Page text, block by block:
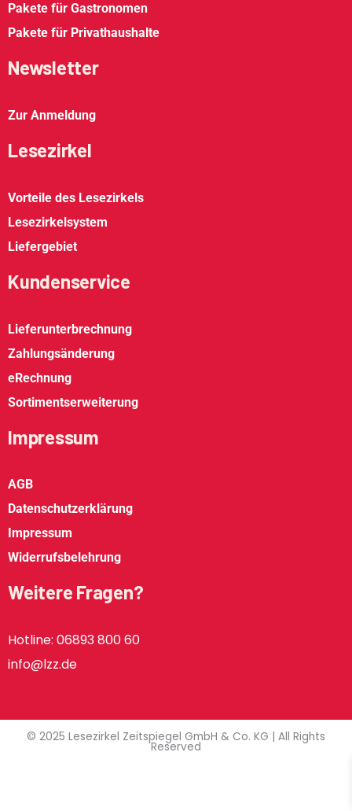
Pakete für Gastronomen
Pakete für Privathaushalte
Newsletter
Zur Anmeldung
Lesezirkel
Vorteile des Lesezirkels
Lesezirkelsystem
Liefergebiet
Kundenservice
Lieferunterbrechnung
Zahlungsänderung
eRechnung
Sortimentserweiterung
Impressum
AGB
Datenschutzerklärung
Impressum
Widerrufsbelehrung
Weitere Fragen?
Hotline: 06893 800 60
info@lzz.de
© 2025 Lesezirkel Zeitspiegel GmbH & Co. KG | All Rights
Reserved